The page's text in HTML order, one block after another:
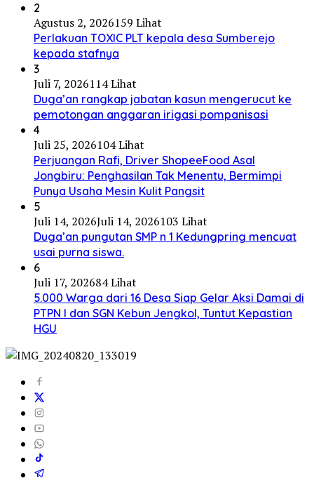
2
Agustus 2, 2026159 Lihat
Perlakuan TOXIC PLT kepala desa Sumberejo
kepada stafnya
3
Juli 7, 2026114 Lihat
Duga’an rangkap jabatan kasun mengerucut ke
pemotongan anggaran irigasi pompanisasi
4
Juli 25, 2026104 Lihat
Perjuangan Rafi, Driver ShopeeFood Asal
Jongbiru: Penghasilan Tak Menentu, Bermimpi
Punya Usaha Mesin Kulit Pangsit
5
Juli 14, 2026Juli 14, 2026103 Lihat
Duga’an pungutan SMP n 1 Kedungpring mencuat
usai purna siswa.
6
Juli 17, 202684 Lihat
5.000 Warga dari 16 Desa Siap Gelar Aksi Damai di
PTPN I dan SGN Kebun Jengkol, Tuntut Kepastian
HGU